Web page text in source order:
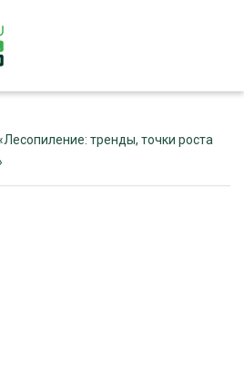
тренды, точки роста